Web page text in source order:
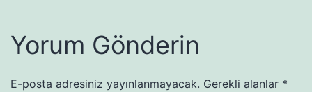
Yorum Gönderin
E-posta adresiniz yayınlanmayacak. Gerekli alanlar *